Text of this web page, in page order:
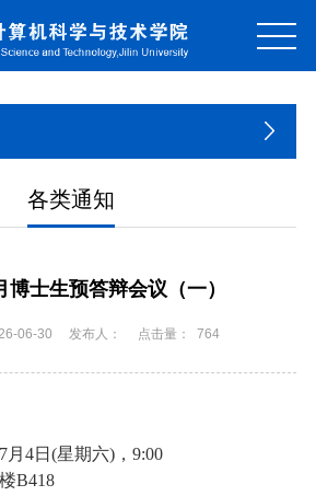
各类通知
博士生预答辩会议（一）
06-30 发布人： 点击量： 764
7月 4日 (星期六) ， 9:00
B418